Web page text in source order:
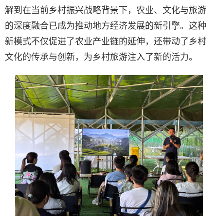
解到在当前乡村振兴战略背景下，农业、文化与旅游
的深度融合已成为推动地方经济发展的新引擎。这种
新模式不仅促进了农业产业链的延伸，还带动了乡村
文化的传承与创新，为乡村旅游注入了新的活力。